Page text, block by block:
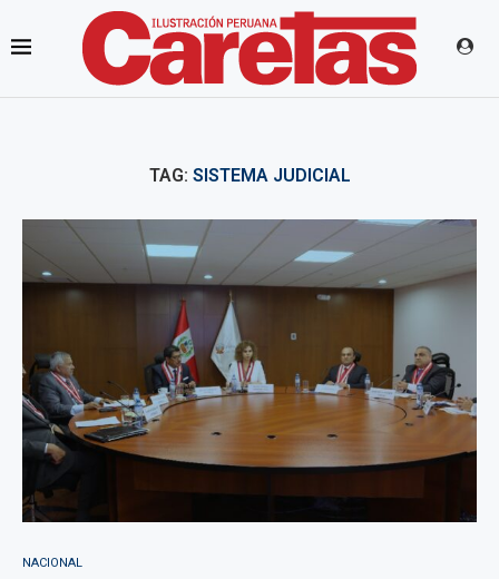
TAG: SISTEMA JUDICIAL
NACIONAL